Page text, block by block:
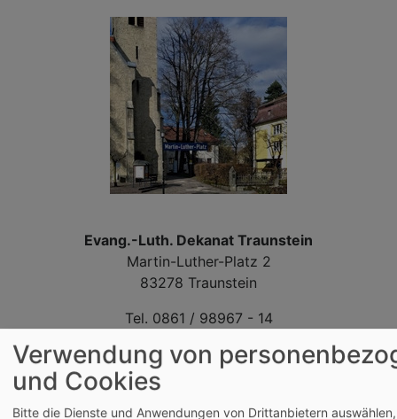
Evang.-Luth. Dekanat Traunstein
Martin-Luther-Platz 2
83278 Traunstein
Tel. 0861 / 98967 - 14
dekanat.traunstein@elkb.de
Verwendung von
und Cookies
Bitte die Dienste und Anwendungen von Drittanbietern